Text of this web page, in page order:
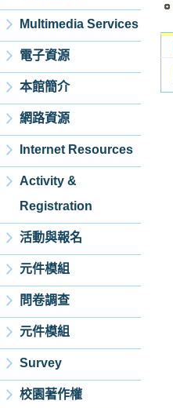
Multimedia Services
電子資源
本館簡介
網路資源
Internet Resources
Activity &
Registration
活動與報名
元件模組
問卷調查
元件模組
Survey
校園著作權